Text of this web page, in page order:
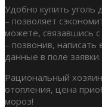
Удобно купить уголь
– позволяет
можете, связавшись
– позвонив, написать
данные в поле заявки.
Рациональный
отопления, цена
мороз!